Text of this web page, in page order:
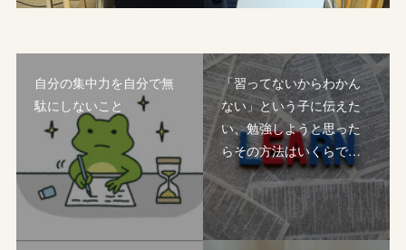
自分の集中力を自分で無
駄にしないこと
「習ってないからわかん
ない」という子に伝えた
い、勉強しようと思った
らその方法はいくらで…